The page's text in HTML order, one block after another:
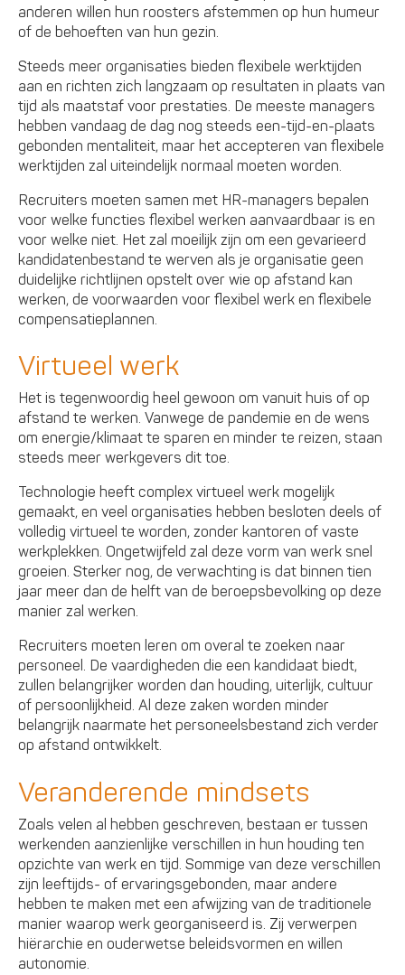
anderen willen hun roosters afstemmen op hun humeur
of de behoeften van hun gezin.
Steeds meer organisaties bieden flexibele werktijden
aan en richten zich langzaam op resultaten in plaats van
tijd als maatstaf voor prestaties. De meeste managers
hebben vandaag de dag nog steeds een-tijd-en-plaats
gebonden mentaliteit, maar het accepteren van flexibele
werktijden zal uiteindelijk normaal moeten worden.
Recruiters moeten samen met HR-managers bepalen
voor welke functies flexibel werken aanvaardbaar is en
voor welke niet. Het zal moeilijk zijn om een gevarieerd
kandidatenbestand te werven als je organisatie geen
duidelijke richtlijnen opstelt over wie op afstand kan
werken, de voorwaarden voor flexibel werk en flexibele
compensatieplannen.
Virtueel werk
Het is tegenwoordig heel gewoon om vanuit huis of op
afstand te werken. Vanwege de pandemie en de wens
om energie/klimaat te sparen en minder te reizen, staan
steeds meer werkgevers dit toe.
Technologie heeft complex virtueel werk mogelijk
gemaakt, en veel organisaties hebben besloten deels of
volledig virtueel te worden, zonder kantoren of vaste
werkplekken. Ongetwijfeld zal deze vorm van werk snel
groeien. Sterker nog, de verwachting is dat binnen tien
jaar meer dan de helft van de beroepsbevolking op deze
manier zal werken.
Recruiters moeten leren om overal te zoeken naar
personeel. De vaardigheden die een kandidaat biedt,
zullen belangrijker worden dan houding, uiterlijk, cultuur
of persoonlijkheid. Al deze zaken worden minder
belangrijk naarmate het personeelsbestand zich verder
op afstand ontwikkelt.
Veranderende mindsets
Zoals velen al hebben geschreven, bestaan er tussen
werkenden aanzienlijke verschillen in hun houding ten
opzichte van werk en tijd. Sommige van deze verschillen
zijn leeftijds- of ervaringsgebonden, maar andere
hebben te maken met een afwijzing van de traditionele
manier waarop werk georganiseerd is. Zij verwerpen
hiërarchie en ouderwetse beleidsvormen en willen
autonomie.